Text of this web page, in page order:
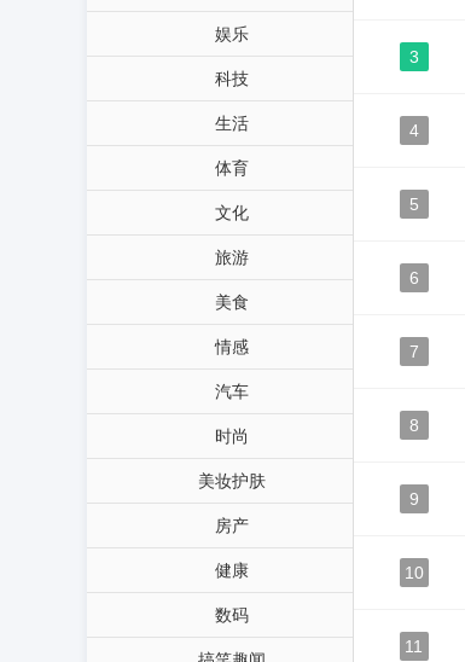
娱乐
科技
生活
体育
文化
旅游
美食
情感
汽车
时尚
美妆护肤
房产
健康
数码
3
4
5
6
7
8
9
10
11